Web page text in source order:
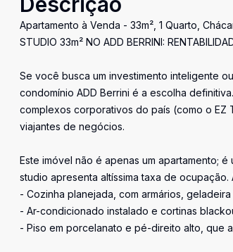
Apartamento à Venda - 33m², 1 Quarto,
STUDIO 33m² NO ADD BERRINI:
Se você busca um investimento inteligente
condomínio ADD Berrini é a escolha
complexos corporativos do país (como o EZ
viajantes de negócios.
Este imóvel não é apenas um apartamento;
studio apresenta altíssima taxa de
- Cozinha planejada, com armários,
- Ar-condicionado instalado e cortinas
- Piso em porcelanato e pé-direito alto, que